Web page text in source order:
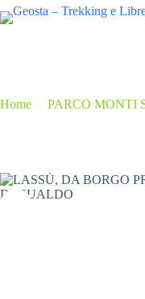
Salta
al
Home PARCO MONTI